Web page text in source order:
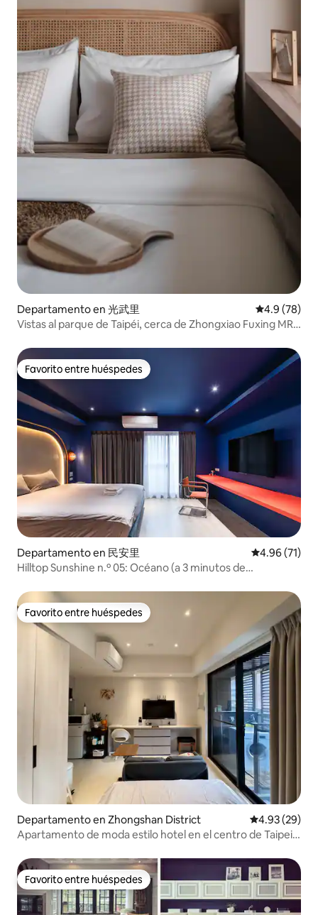
Departamento en 光武里 Calificación
4.9 (78)
Vistas al parque de Taipéi, cerca de Zhongxiao Fuxing MRT
Favorito entre huéspedes
Favorito entre huéspedes
Departamento en 民安里 Calificación
4.96 (71)
Hilltop Sunshine n.º 05: Océano (a 3 minutos de
Favorito entre huéspedes
Favorito entre huéspedes
Departamento en Zhongshan District Calificación
4.93 (29)
Apartamento de moda estilo hotel en el centro de Taipei |
| 1 minuto de la estación de Minquan West Road
Favorito entre huéspedes
Favorito entre huéspedes